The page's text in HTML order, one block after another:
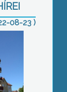
08-23 )